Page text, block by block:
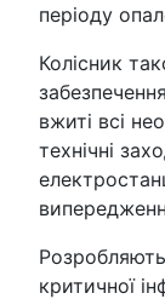
періоду
Колісник
вжиті всі
технічні
критичної